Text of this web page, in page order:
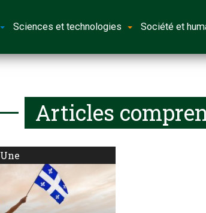
Sciences et technologies Société et
Articles
Une